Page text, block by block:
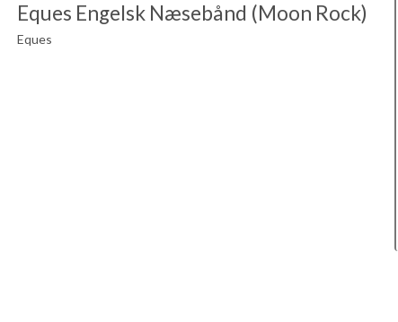
Eques Engelsk Næsebånd (Moon Rock)
Eques